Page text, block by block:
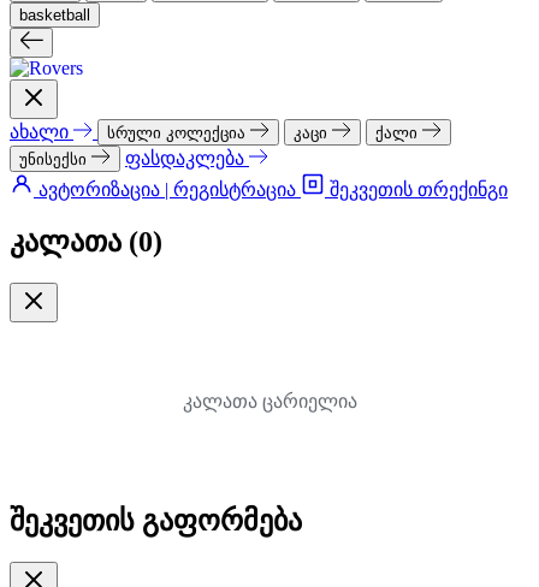
basketball
ახალი სრული კოლექცია კაცი
ქალი
უნისექსი
ფასდაკლება
ავტორიზაცია | რეგისტრაცია
შეკვეთის თრექინგი
კალათა (0)
კალათა ცარიელია
შეკვეთის გაფორმება